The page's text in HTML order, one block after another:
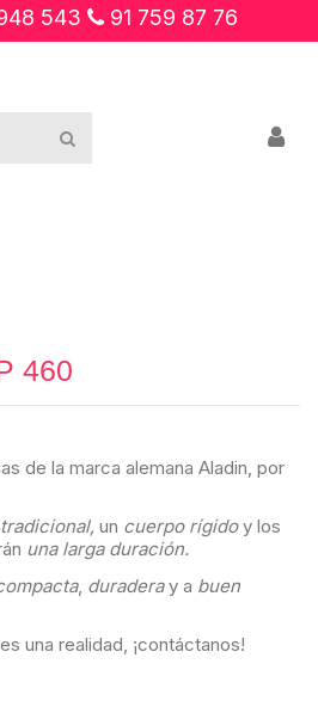
543 91 759 87 76
460
de la marca alemana Aladin, por
un cuerpo rígidoy los
una larga duración.
, duraderay a buen
una realidad, ¡contáctanos!